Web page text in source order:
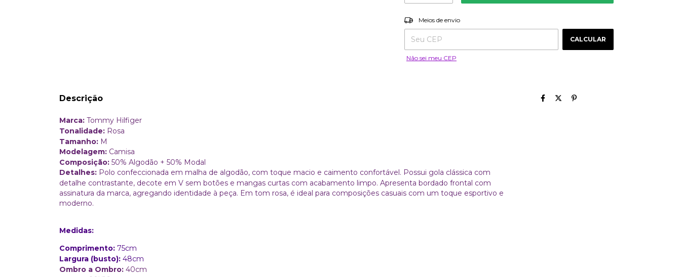
Entregas para o CEP:
Meios de envio
CALCULAR
Não sei meu CEP
Descrição
Marca: Tommy Hilfiger
Tonalidade: Rosa
Tamanho: M
Modelagem: Camisa
Composição: 50% Algodão + 50% Modal
Detalhes: Polo confeccionada em malha de algodão, com toque macio e caimento confortável. Possui gola clássica com
detalhe contrastante, decote em V sem botões e mangas curtas com acabamento limpo. Apresenta bordado frontal com
assinatura da marca, agregando identidade à peça. Em tom rosa, é ideal para composições casuais com um toque esportivo e
moderno.
Medidas:
Comprimento: 75cm
Largura (busto): 48cm
Ombro a Ombro: 40cm